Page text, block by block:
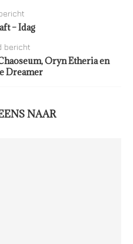
– Idag
bericht
Oryn Etheria en
Dreamer
NAAR